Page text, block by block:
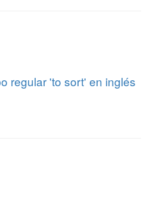
regular 'to sort' en inglés